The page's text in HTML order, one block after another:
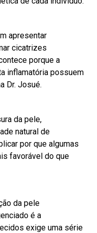
apresentar
cicatrizes
porque a
inflamatória possuem
Dr. Josué.
da pele,
natural de
por que algumas
favorável do que
da pele
é a
exige uma série